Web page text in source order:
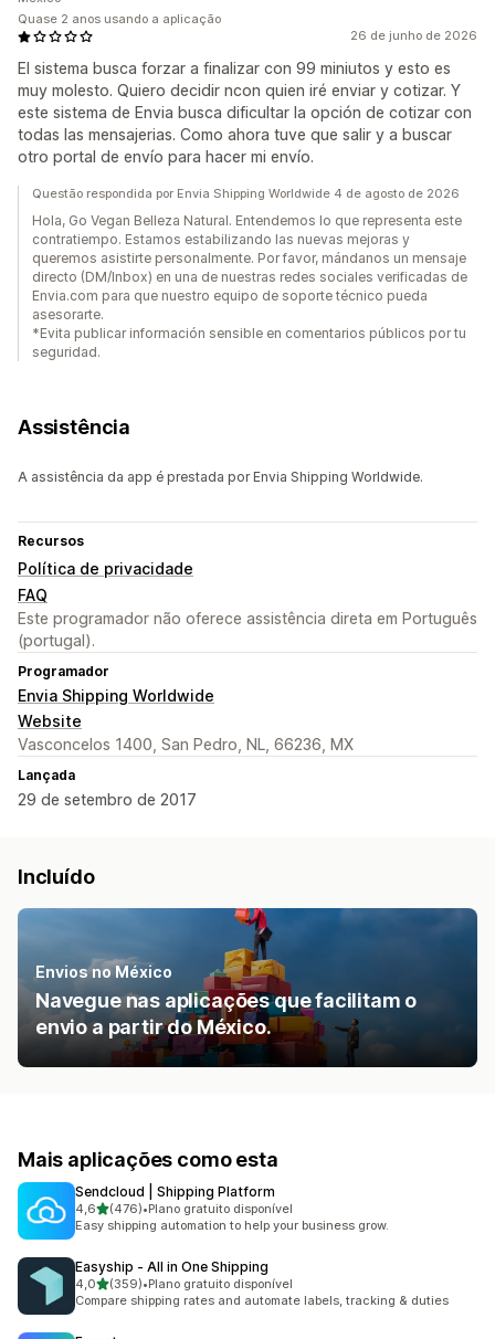
26 de junho de 2026
El sistema busca forzar a finalizar con 99 miniutos y esto es
muy molesto. Quiero decidir ncon quien iré enviar y cotizar. Y
este sistema de Envia busca dificultar la opción de cotizar con
todas las mensajerias. Como ahora tuve que salir y a buscar
otro portal de envío para hacer mi envío.
Quase 2 anos usando a aplicação
Questão respondida por Envia Shipping Worldwide 4 de agosto de 2026
Hola, Go Vegan Belleza Natural. Entendemos lo que representa este
contratiempo. Estamos estabilizando las nuevas mejoras y
queremos asistirte personalmente. Por favor, mándanos un mensaje
directo (DM/Inbox) en una de nuestras redes sociales verificadas de
Envia.com para que nuestro equipo de soporte técnico pueda
asesorarte.
*Evita publicar información sensible en comentarios públicos por tu
seguridad.
Assistência
A assistência da app é prestada por Envia Shipping Worldwide.
Recursos
Política de privacidade
FAQ
Este programador não oferece assistência direta em Português
(portugal).
Programador
Envia Shipping Worldwide
Website
Vasconcelos 1400, San Pedro, NL, 66236, MX
Lançada
29 de setembro de 2017
Incluído
Envios no México
Navegue nas aplicações que facilitam o
envio a partir do México.
Mais aplicações como esta
Sendcloud | Shipping Platform
4,6de 5 estrelas
(476)
476 total de avaliações
•Plano gratuito disponível
Easy shipping automation to help your business grow.
Easyship ‑ All in One Shipping
4,0de 5 estrelas
(359)
359 total de avaliações
•Plano gratuito disponível
Compare shipping rates and automate labels, tracking & duties